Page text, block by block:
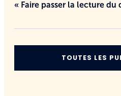
« Faire passer la lecture du
TOUTES LES